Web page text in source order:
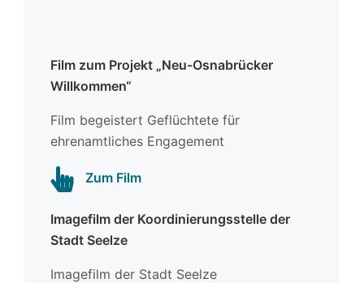
Film zum Projekt „Neu-Osnabrücker
Willkommen“
Film begeistert Geflüchtete für
ehrenamtliches Engagement
Zum Film
Imagefilm der Koordinierungsstelle der
Stadt Seelze
Imagefilm der Stadt Seelze